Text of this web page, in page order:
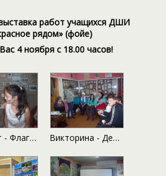
работ учащихся ДШИ
рядом» (фойе)
4 ноября с 18.00 часов!
Боди-арт - Флаг родины моей Викторина - День народного единства